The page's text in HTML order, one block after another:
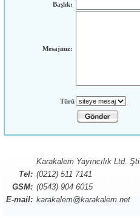
Başlık:
Mesajınız:
Türü
Karakalem Yayıncılık Ltd.
Tel: (0212) 511 7141
GSM: (0543) 904 6015
E-mail: karakalem@karakalem.net